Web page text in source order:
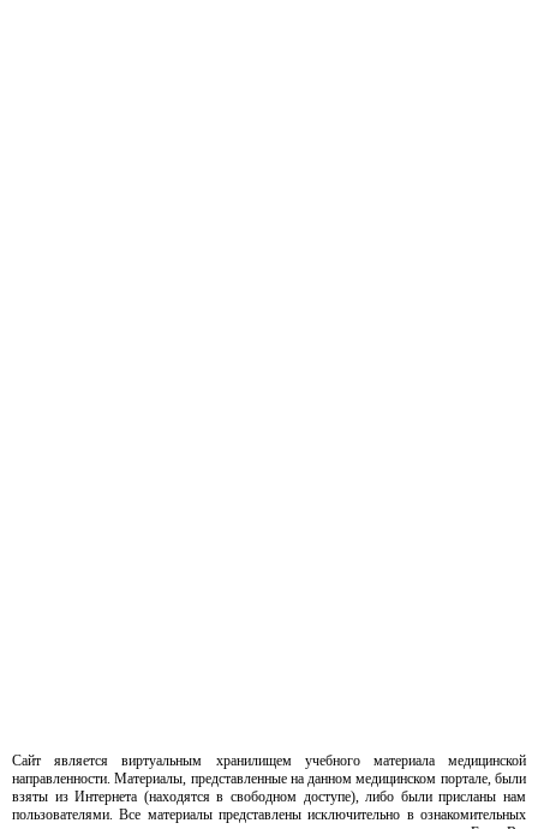
Сайт является виртуальным хранилищем учебного материала медицинской
направленности. Материалы, представленные на данном медицинском портале, были
взяты из Интернета (находятся в свободном доступе), либо были присланы нам
пользователями. Все материалы представлены исключительно в ознакомительных